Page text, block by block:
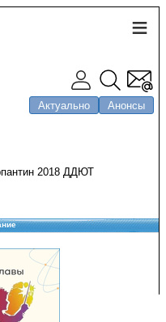
Актуально Анонсы
2018 ДДЮТ
образования
возможны только с разрешения
посетителей